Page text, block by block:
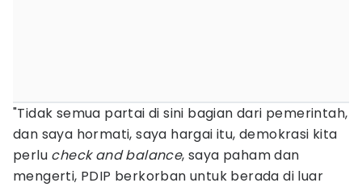
"Tidak semua partai di sini bagian dari pemerintah,
dan saya hormati, saya hargai itu, demokrasi kita
perlu check and balance, saya paham dan
mengerti, PDIP berkorban untuk berada di luar